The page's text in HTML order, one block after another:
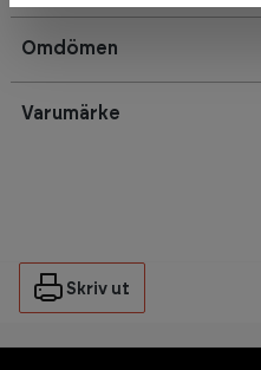
Omdömen
Varumärke
Skriv ut